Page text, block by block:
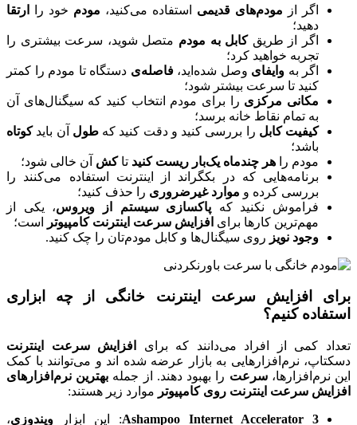
اگر از مودم‌های قدیمی استفاده می‌کنید، مودم خود را
ارتقا
دهید؛
اگر از طریقکابل به مودم متصل شوید، سرعت بیشتری را
تجربه خواهید کرد؛
اگر به وایفای وصل شده‌اید،فاصله‌ی دستگاه تا مودم را کمتر
کنید تا سرعت بیشتر شود؛
مکانی مرکزی را برای مودم انتخاب کنید که سیگنال‌های آن
به تمام نقاط خانه برسد؛
کیفیت کابل را بررسی کنید و دقت کنید که طول آن بایدکوتاه
باشد؛
مودم را هر چندماه یک‌بار ریست کنید تاکش آن خالی شود؛
برنامه‌هایی که در بکگراند از اینترنت استفاده می‌کنند را
بررسی کرده و موارد غیرضروری را حذف کنید؛
فراموش نکنید که پاکسازی سیستم از ویروس، یکی از
مهم‌ترین کارها برای افزایش سرعت اینترنت کامپیوتر
است؛
وجود نویز روی سیگنال‌ها و کابل مودم‌تان را چک کنید.
برای افزایش سرعت اینترنت خانگی از چه ابزاری
استفاده کنیم؟
تعداد کمی از افراد می‌دانند که برای
افزایش سرعت اینترنت
دسکتاپ، نرم‌افزارهایی به بازار عرضه شده اند و می‌توانند با کمک
این نرم‌افزارها،سرعت را بهبود دهند. از جمله بهترین نرم‌افزارهای
افزایش سرعت اینترنت روی کامپیوتر موارد زیر هستند:
Ashampoo Internet Accelerator 3: این ابزار ویندوزی،